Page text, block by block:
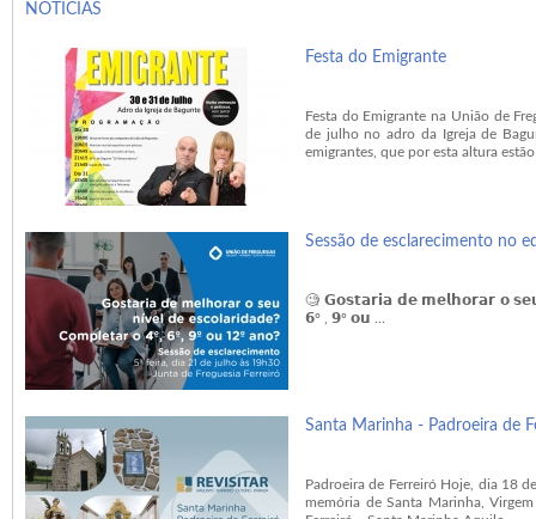
NOTÍCIAS
Festa do Emigrante
Festa do Emigrante na União de
de julho no adro da Igreja de
emigrantes, que por esta altura
Sessão de esclarecimento no
🧐 𝗚𝗼𝘀𝘁𝗮𝗿𝗶𝗮 𝗱𝗲 𝗺𝗲𝗹𝗵𝗼𝗿𝗮𝗿 𝗼
𝟲º , 𝟵º 𝗼𝘂 ...
Santa Marinha - Padroeira de
Padroeira de Ferreiró Hoje, dia 18
memória de Santa Marinha,